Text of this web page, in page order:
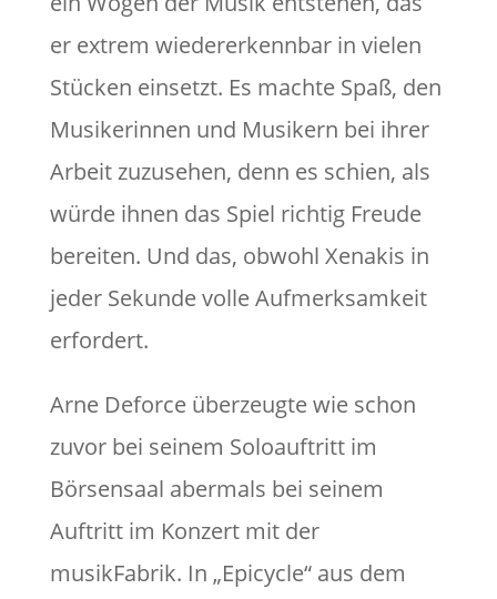
er extrem wiedererkennbar in vielen
Stücken einsetzt. Es machte Spaß, den
Musikerinnen und Musikern bei ihrer
Arbeit zuzusehen, denn es schien, als
würde ihnen das Spiel richtig Freude
bereiten. Und das, obwohl Xenakis in
jeder Sekunde volle Aufmerksamkeit
erfordert.
Arne Deforce überzeugte wie schon
zuvor bei seinem Soloauftritt im
Börsensaal abermals bei seinem
Auftritt im Konzert mit der
musikFabrik. In „Epicycle“ aus dem